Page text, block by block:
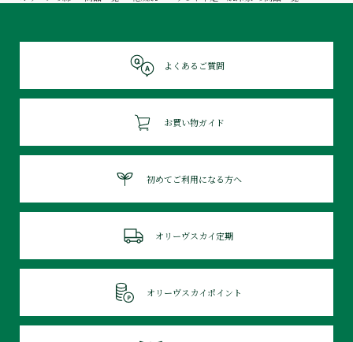
よくあるご質問
お買い物ガイド
初めてご利用になる方へ
オリーヴスカイ定期
オリーヴスカイポイント